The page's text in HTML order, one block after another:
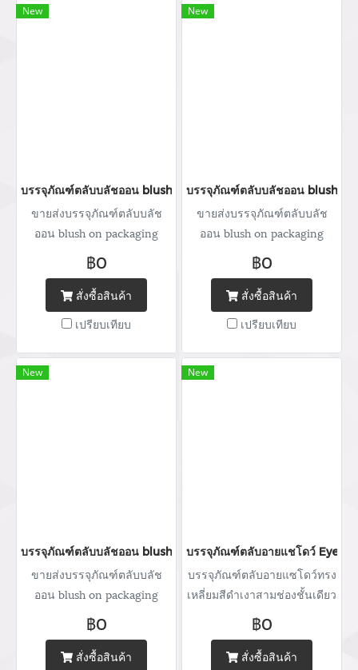
marketing@packingroom.com/
marketing@packingroom.com/
New
บรรจุภัณฑ์ตลับบลัชออน blush on packaging ร้านขายบรรจุภัณฑ์
ขายส่งบรรจุภัณฑ์ตลับบลัช
ออน blush on packaging
จำหน่ายบรรจุภัณฑ์เครื่อง
สำอางทุกประเภท บริการ
ออกแบบ ผลิตกล่อง สกรีนโลโก้
พิมพ์แบรนด์ Tel : (+66) 020
462 506-112 Mobile: 083 828
9246 Email:
marketing@packingroom.com/
฿0
สั่งซื้อสินค้า
เปรียบเทียบ
New
บรรจุภัณฑ์ตลับบลัชออน blush on
ขายส่งบรรจุภัณฑ์ตลับบลัช
ออน blush on packaging
จำหน่ายบรรจุภัณฑ์เครื่อง
สำอางทุกประเภท บริการ
ออกแบบ ผลิตกล่อง สกรีนโลโก้
พิมพ์แบรนด์ Tel : (+66) 020
462 506-112 Mobile: 083 828
9246 Email:
marketing@packingroom.com/
฿0
สั่งซื้อสินค้า
เปรียบเทียบ
New
บรรจุภัณฑ์ตลับบลัชออน blush on packaging ร้านขายบรรจุภัณฑ์
ขายส่งบรรจุภัณฑ์ตลับบลัช
ออน blush on packaging
จำหน่ายบรรจุภัณฑ์เครื่อง
สำอางทุกประเภท บริการ
ออกแบบ ผลิตกล่อง สกรีนโลโก้
฿0
สั่งซื้อสินค้า
New
บรรจุภัณฑ์ตลับอายแชโดว์
บรรจุภัณฑ์ตลับอายแซโดว์ทรง
เหลี่ยมสีดำเงาสามช่องชั้นเดียว
ฝาเรียบ
฿0
สั่งซื้อสินค้า